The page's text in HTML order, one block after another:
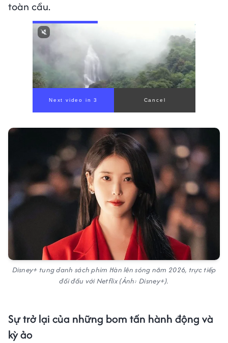
toàn cầu.
Next video in 1 Cancel
Disney+ tung danh sách phim Hàn lên sóng năm 2026, trực tiếp
đối đầu với Netflix (Ảnh: Disney+).
Sự trở lại của những bom tấn hành động và
kỳ ảo